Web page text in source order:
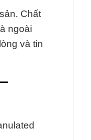
Chất
ngoài
và tin